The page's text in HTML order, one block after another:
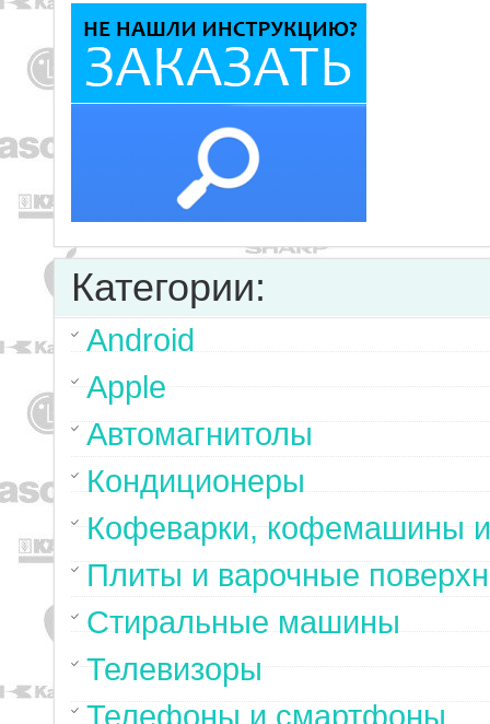
Категории:
Android
Apple
Автомагнитолы
Кондиционеры
Кофеварки, кофемашины
Плиты и варочные
Стиральные машины
Телевизоры
Телефоны и смартфоны